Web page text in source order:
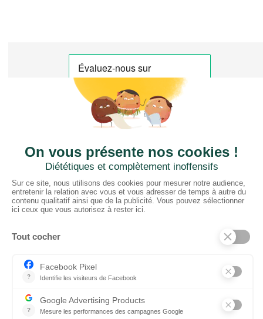
CTN FRANCE
2 rue du Puits Dixme 604
94310 ORLY
01 41 73 12 40
Horaires :
Retrait Dépôt : 08h30-12h00; 13h30-17h30
PRODUITS
Tissus
Tissus scénique
Plafonds
Murs
ElKarton
Accessoires